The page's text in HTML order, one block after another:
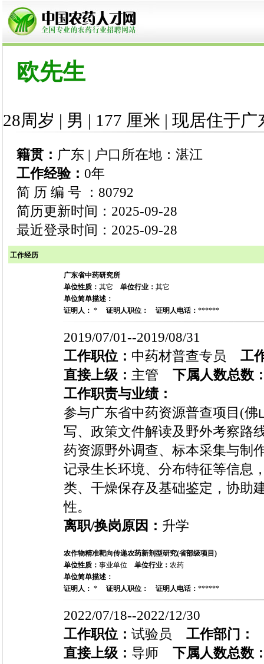
欧先生
28周岁 | 男 | 177 厘米 | 现居住于广
籍贯： 广东 | 户口所在地：湛江
工作经验： 0年
简 历 编 号 ：80792
简历更新时间：2025-09-28
最近登录时间：2025-09-28
工作经历
广东省中药研究所
单位性质： 其它 单位行业： 其它
单位简单描述：
证明人： * 证明人职位： 证明人电话： ******
2019/07/01--2019/08/31
工作职位： 中药材普查专员 工
直接上级： 主管 下属人数总数
工作职责与业绩：
参与广东省中药资源普查项目(
写、政策文件解读及野外考察路
药资源野外调查、标本采集与制
记录生长环境、分布特征等信息
类、干燥保存及基础鉴定，协助
性。
离职/换岗原因： 升学
农作物精准靶向传递农药新剂型研究(省部级项目)
单位性质： 事业单位 单位行业： 农药
单位简单描述：
证明人： * 证明人职位： 证明人电话： ******
2022/07/18--2022/12/30
工作职位： 试验员 工作部门：
直接上级： 导师 下属人数总数